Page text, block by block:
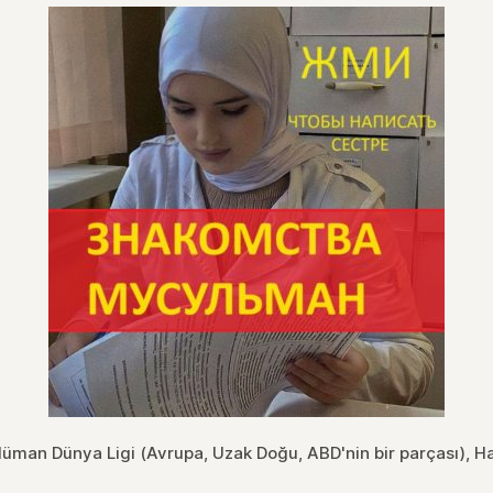
Dünya Ligi (Avrupa, Uzak Doğu, ABD'nin bir parçası),